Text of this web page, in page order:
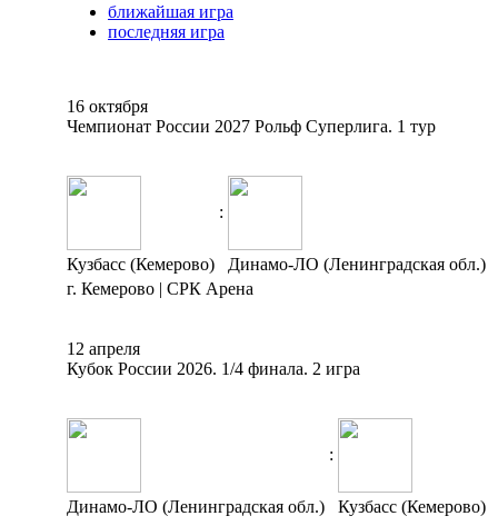
ближайшая игра
последняя игра
16 октября
Чемпионат России 2027 Рольф Суперлига. 1 тур
:
Кузбасс (Кемерово)
Динамо-ЛО (Ленинградская обл.)
г. Кемерово | СРК Арена
12 апреля
Кубок России 2026. 1/4 финала. 2 игра
:
Динамо-ЛО (Ленинградская обл.) Кузбасс (Кемерово)